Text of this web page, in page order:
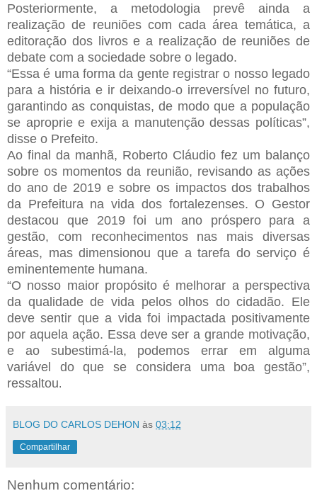
Posteriormente, a metodologia prevê ainda a
realização de reuniões com cada área temática, a
editoração dos livros e a realização de reuniões de
debate com a sociedade sobre o legado.
“Essa é uma forma da gente registrar o nosso legado
para a história e ir deixando-o irreversível no futuro,
garantindo as conquistas, de modo que a população
se aproprie e exija a manutenção dessas políticas”,
disse o Prefeito.
Ao final da manhã, Roberto Cláudio fez um balanço
sobre os momentos da reunião, revisando as ações
do ano de 2019 e sobre os impactos dos trabalhos
da Prefeitura na vida dos fortalezenses. O Gestor
destacou que 2019 foi um ano próspero para a
gestão, com reconhecimentos nas mais diversas
áreas, mas dimensionou que a tarefa do serviço é
eminentemente humana.
“O nosso maior propósito é melhorar a perspectiva
da qualidade de vida pelos olhos do cidadão. Ele
deve sentir que a vida foi impactada positivamente
por aquela ação. Essa deve ser a grande motivação,
e ao subestimá-la, podemos errar em alguma
variável do que se considera uma boa gestão”,
ressaltou.
BLOG DO CARLOS DEHON às 03:12
Compartilhar
Nenhum comentário: